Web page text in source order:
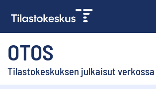
OTOS
Tilastokeskuksen julkaisut verkossa